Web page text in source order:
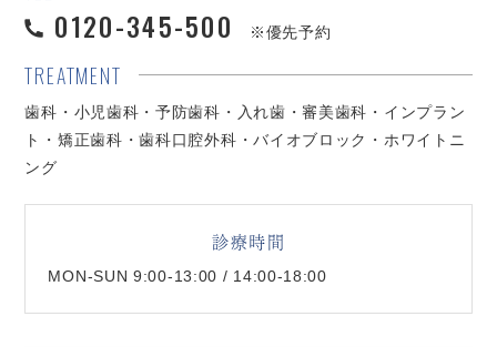
0120-345-500 ※優先予約
TREATMENT
歯科・小児歯科・予防歯科・入れ歯・審美歯科・インプラン
ト・矯正歯科・歯科口腔外科・バイオブロック・ホワイトニ
ング
診療時間
MON-SUN 9:00-13:00 / 14:00-18:00